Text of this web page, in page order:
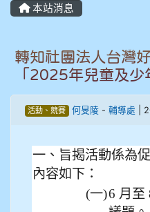
905周沛蓉
905鄭瑀安
907張晏寧
本站消息
轉知社團法人台灣
「2025年兒童及
活動、競賽 何旻陵- 輔導處 |
一、旨揭活動係為
內容如下：
(一)6 月至